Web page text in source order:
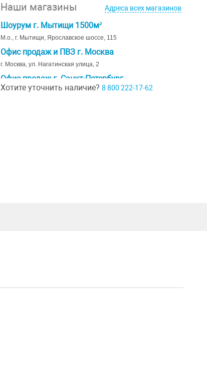
Наши магазины Адреса всех магазинов
Шоурум г. Мытищи 1500м²
М.о., г. Мытищи, Ярославское шоссе, 115
Офис продаж и ПВЗ г. Москва
г. Москва, ул. Нагатинская улица, 2
Офис продаж г. Санкт-Петербург
г. Санкт-Петербург, ул. Ивана Черных д. 29
Хотите уточнить наличие? 8 800 222-17-62